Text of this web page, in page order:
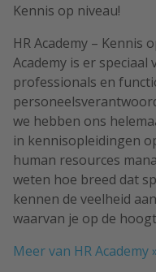
Kennis op niveau!
HR Academy – Kennis
Academy is er speciaal
professionals en
we hebben ons
in kennisopleidingen
human resources
weten hoe breed dat
kennen de veelheid
waarvan je op de
Meer van HR Academy